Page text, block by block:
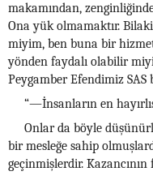
makamından,
Ona yük olmamaktır.
miyim, ben buna bir
yönden faydalı olabilir
Peygamber Efendimiz
“—İnsanların en
Onlar da böyle
bir mesleğe sahip
geçinmişlerdir.